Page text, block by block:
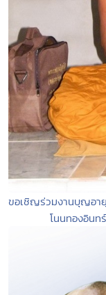
ขอเชิญร่วมงานบุญอ
โนนทองอิน